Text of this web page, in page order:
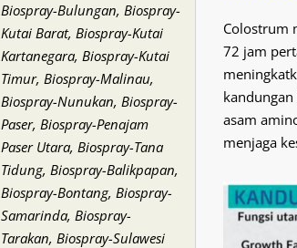
Colostrum
72 jam
asam
menjaga
Biospray-Bulungan, Biospray-
Kutai Barat, Biospray-Kutai
Kartanegara, Biospray-Kutai
Timur, Biospray-Malinau,
Biospray-Nunukan, Biospray-
Paser, Biospray-Penajam
Paser Utara, Biospray-Tana
Tidung, Biospray-Balikpapan,
Biospray-Bontang, Biospray-
Samarinda, Biospray-
Tarakan, Biospray-Sulawesi